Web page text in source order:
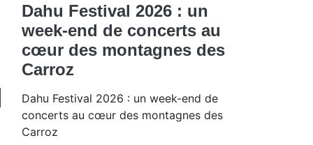
Dahu Festival 2026 : un
week-end de concerts au
cœur des montagnes des
Carroz
Dahu Festival 2026 : un week-end de
concerts au cœur des montagnes des
Carroz